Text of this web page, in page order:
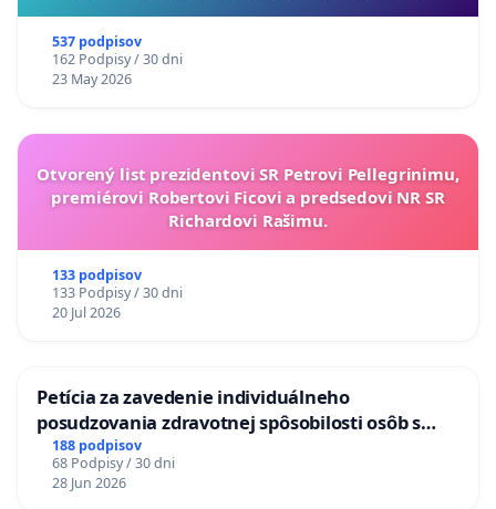
537 podpisov
162 Podpisy / 30 dni
23 May 2026
Otvorený list prezidentovi SR Petrovi Pellegrinimu,
premiérovi Robertovi Ficovi a predsedovi NR SR
Richardovi Rašimu.
133 podpisov
133 Podpisy / 30 dni
20 Jul 2026
Petícia za zavedenie individuálneho
posudzovania zdravotnej spôsobilosti osôb s
diabetom 1. a 2. typu pri prijímaní do
Policajného zboru SR
188 podpisov
68 Podpisy / 30 dni
28 Jun 2026